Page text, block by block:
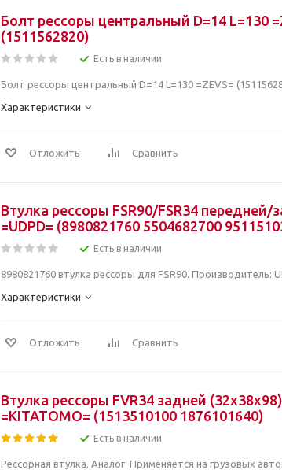
Болт рессоры центральный D=14 L=130
(1511562820)
Есть в наличии
Болт рессоры центральный D=14 L=130 =ZEVS=
Характеристики
Отложить Сравнить
Втулка рессоры FSR90/FSR34 передней/
=UDPD= (8980821760 5504682700
Есть в наличии
8980821760 втулка рессоры для FSR90. Производитель:
Характеристики
Отложить Сравнить
Втулка рессоры FVR34 задней (32x38x98)
=KITATOMO= (1513510100 1876101640)
Есть в наличии
Рессорная втулка. Аналог. Применяется на грузовых